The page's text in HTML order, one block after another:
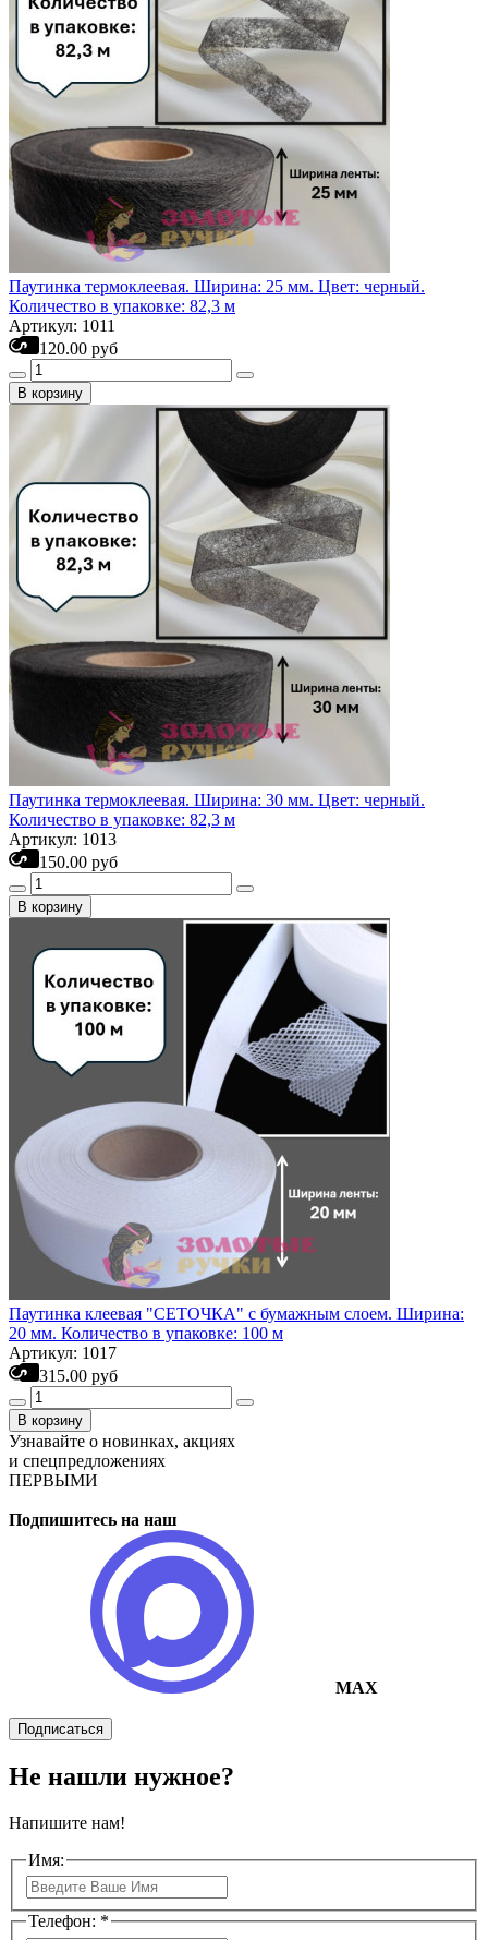
Паутинка термоклеевая. Ширина: 25 мм. Цвет: черный.
Количество в упаковке: 82,3 м
Артикул: 1011
120.00 руб
В корзину
Паутинка термоклеевая. Ширина: 30 мм. Цвет: черный.
Количество в упаковке: 82,3 м
Артикул: 1013
150.00 руб
В корзину
Паутинка клеевая "СЕТОЧКА" с бумажным слоем. Ширина:
20 мм. Количество в упаковке: 100 м
Артикул: 1017
315.00 руб
В корзину
Узнавайте о новинках, акциях
и спецпредложениях
ПЕРВЫМИ
Подпишитесь на наш
MAX
Подписаться
Не нашли нужное?
Напишите нам!
Имя:
Телефон: *